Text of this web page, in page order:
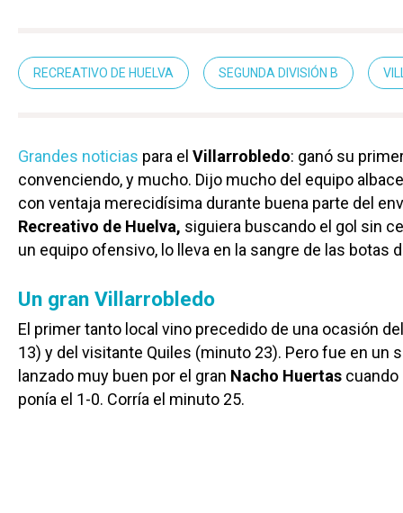
RECREATIVO DE HUELVA SEGUNDA DIVISIÓN B
Grandes noticias para el Villarrobledo: ganó su
convenciendo, y mucho. Dijo mucho del equipo
con ventaja merecidísima durante buena parte del
Recreativo de Huelva, siguiera buscando el gol sin
un equipo ofensivo, lo lleva en la sangre de las botas
Un gran Villarrobledo
El primer tanto local vino precedido de una ocasión
13) y del visitante Quiles (minuto 23). Pero fue en un
lanzado muy buen por el gran Nacho Huertas cuando
ponía el 1-0. Corría el minuto 25.